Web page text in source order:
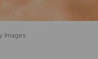
Images